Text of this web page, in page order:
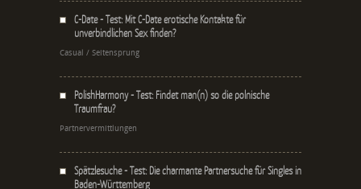
C-Date - Test: Mit C-Date erotische Kontakte für
unverbindlichen Sex finden?
Casual / Seitensprung
PolishHarmony - Test: Findet man(n) so die polnische
Traumfrau?
Partnervermittlungen
Spätzlesuche - Test: Die charmante Partnersuche für Singles in
Baden-Württemberg